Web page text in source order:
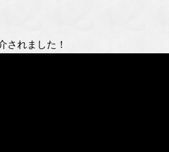
されました！